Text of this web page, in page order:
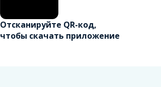
Отсканируйте QR-код,
чтобы скачать приложение